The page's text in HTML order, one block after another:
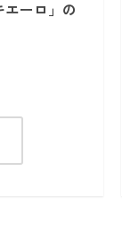
ーロ」の